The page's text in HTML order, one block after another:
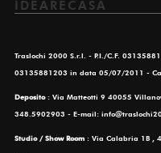
IDEARECASA
Traslochi 2000 S.r.l. - P.I./C.F.
03135881203 in data 05/07/2011 -
Deposito: Via Matteotti 9 40055
348.5902903 - E-mail:
Studio / Show Room: Via Calabria 1B ,